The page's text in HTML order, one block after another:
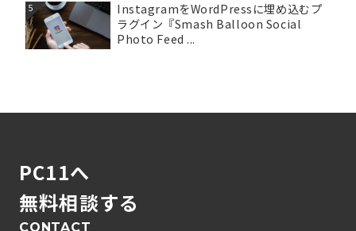
5
InstagramをWordPressに埋め込むプ
ラグイン『Smash Balloon Social
Photo Feed ...
PC11へ
無料相談する
CONTACT